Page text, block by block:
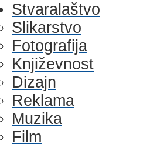
Stvaralaštvo
Slikarstvo
Fotografija
Književnost
Dizajn
Reklama
Muzika
Film